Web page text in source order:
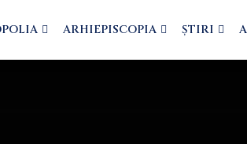
ARHIEPISCOPIA ȘTIRI